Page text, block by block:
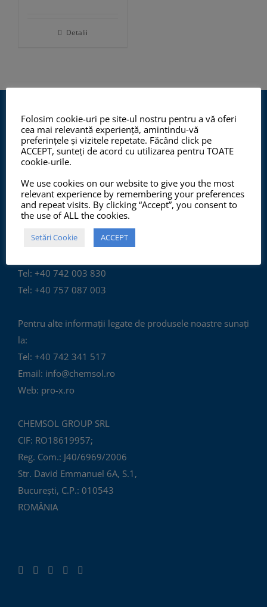
Detalii
Luni - Vineri:
10:00 - 12:00, 14:00 - 17:00
Pentru informații legate de procesarea comenzilor
Tel: +40 742 003 830
Tel: +40 757 087 003
Pentru alte informații legate de produsele noastre sunați
la:
Tel: +40 742 341 517
Email: info@chemsol.ro
Web: pro-x.ro
CHEMSOL GROUP SRL
CIF: RO18619957;
Reg. Com.: J40/6969/2006
Str. David Emmanuel 6A, S.1,
București, C.P.: 010543
ROMÂNIA
Folosim cookie-uri pe site-ul nostru pentru a vă oferi
cea mai relevantă experiență, amintindu-vă
preferințele și vizitele repetate. Făcând click pe
ACCEPT, sunteți de acord cu utilizarea pentru TOATE
cookie-urile.
We use cookies on our website to give you the most
relevant experience by remembering your preferences
and repeat visits. By clicking “Accept”, you consent to
the use of ALL the cookies.
Setări Cookie ACCEPT